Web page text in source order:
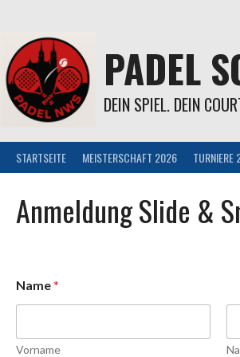
Inhalt
PADEL
DEIN SPIEL. DEIN
STARTSEITE MEISTERSCHAFT 2026
Anmeldung Slide &
Name*
Vorname